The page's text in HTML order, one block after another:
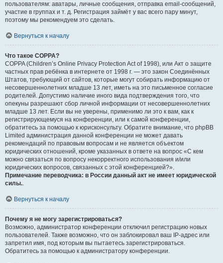
пользователям: аватары, личные сообщения, отправка email-сообщений,
участие в группах и т. д. Регистрация займёт у вас всего пару минут,
поэтому мы рекомендуем это сделать.
Вернуться к началу
Что такое COPPA?
COPPA (Children’s Online Privacy Protection Act of 1998), или Акт о защите
частных прав ребёнка в интернете от 1998 г. — это закон Соединённых
Штатов, требующий от сайтов, которые могут собирать информацию от
несовершеннолетних младше 13 лет, иметь на это письменное согласие
родителей. Допустимо наличие иного вида подтверждения того, что
опекуны разрешают сбор личной информации от несовершеннолетних
младше 13 лет. Если вы не уверены, применимо ли это к вам, как к
регистрирующемуся на конференции, или к самой конференции,
обратитесь за помощью к юрисконсульту. Обратите внимание, что phpBB
Limited администрация данной конференции не может давать
рекомендаций по правовым вопросам и не является объектом
юридических отношений, кроме указанных в ответе на вопрос «С кем
можно связаться по вопросу некорректного использования и/или
юридических вопросов, связанных с этой конференцией?».
Примечание переводчика: в России данный акт не имеет юридической
силы..
Вернуться к началу
Почему я не могу зарегистрироваться?
Возможно, администратор конференции отключил регистрацию новых
пользователей. Также возможно, что он заблокировал ваш IP-адрес или
запретил имя, под которым вы пытаетесь зарегистрироваться.
Обратитесь за помощью к администратору конференции.